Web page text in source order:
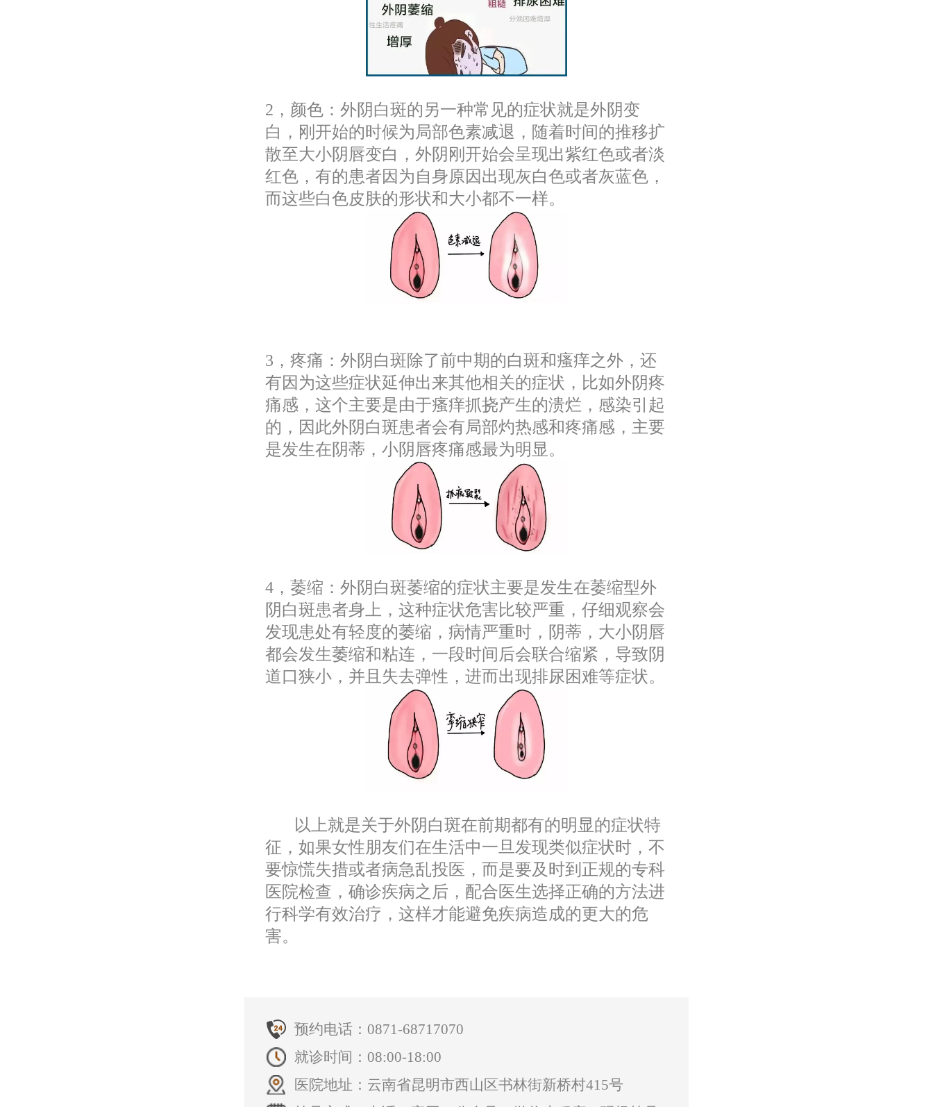
2，颜色：外阴白斑的另一种常见的症状就是外阴变
白，刚开始的时候为局部色素减退，随着时间的推移扩
散至大小阴唇变白，外阴刚开始会呈现出紫红色或者淡
红色，有的患者因为自身原因出现灰白色或者灰蓝色，
而这些白色皮肤的形状和大小都不一样。
3，疼痛：外阴白斑除了前中期的白斑和瘙痒之外，还
有因为这些症状延伸出来其他相关的症状，比如外阴疼
痛感，这个主要是由于瘙痒抓挠产生的溃烂，感染引起
的，因此外阴白斑患者会有局部灼热感和疼痛感，主要
是发生在阴蒂，小阴唇疼痛感最为明显。
4，萎缩：外阴白斑萎缩的症状主要是发生在萎缩型外
阴白斑患者身上，这种症状危害比较严重，仔细观察会
发现患处有轻度的萎缩，病情严重时，阴蒂，大小阴唇
都会发生萎缩和粘连，一段时间后会联合缩紧，导致阴
道口狭小，并且失去弹性，进而出现排尿困难等症状。
以上就是关于外阴白斑在前期都有的明显的症状特
征，如果女性朋友们在生活中一旦发现类似症状时，不
要惊慌失措或者病急乱投医，而是要及时到正规的专科
医院检查，确诊疾病之后，配合医生选择正确的方法进
行科学有效治疗，这样才能避免疾病造成的更大的危
害。
预约电话： 0871-68717070
就诊时间：08:00-18:00
医院地址：云南省昆明市西山区书林街新桥村415号